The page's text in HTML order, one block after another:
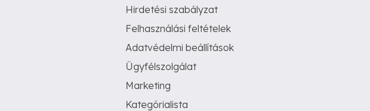
Hirdetési szabályzat
Felhasználási feltételek
Adatvédelmi beállítások
Ügyfélszolgálat
Marketing
Kategórialista